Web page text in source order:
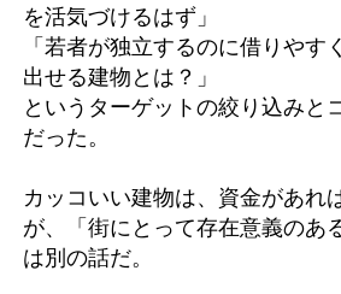
を活気づけるはず」
「若者が独立するのに借りやす
出せる建物とは？」
というターゲットの絞り込みと
だった。
カッコいい建物は、資金があれ
が、「街にとって存在意義のあ
は別の話だ。